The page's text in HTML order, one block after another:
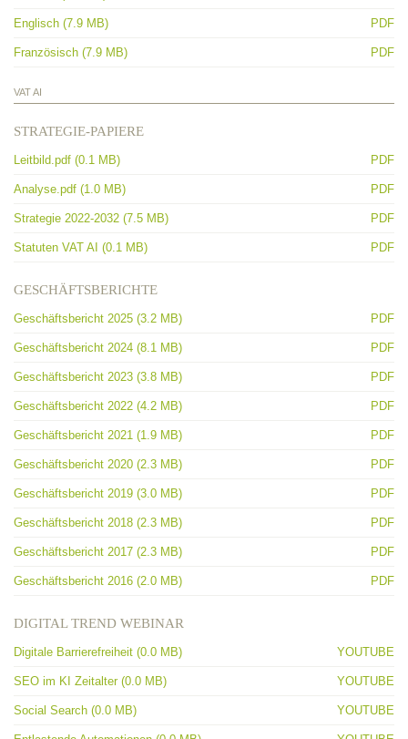
Englisch (7.9 MB) PDF
Französisch (7.9 MB) PDF
VAT AI
STRATEGIE-PAPIERE
Leitbild.pdf (0.1 MB) PDF
Analyse.pdf (1.0 MB) PDF
Strategie 2022-2032 (7.5 MB) PDF
Statuten VAT AI (0.1 MB) PDF
GESCHÄFTSBERICHTE
Geschäftsbericht 2025 (3.2 MB) PDF
Geschäftsbericht 2024 (8.1 MB) PDF
Geschäftsbericht 2023 (3.8 MB) PDF
Geschäftsbericht 2022 (4.2 MB) PDF
Geschäftsbericht 2021 (1.9 MB) PDF
Geschäftsbericht 2020 (2.3 MB) PDF
Geschäftsbericht 2019 (3.0 MB) PDF
Geschäftsbericht 2018 (2.3 MB) PDF
Geschäftsbericht 2017 (2.3 MB) PDF
Geschäftsbericht 2016 (2.0 MB) PDF
DIGITAL TREND WEBINAR
Digitale Barrierefreiheit (0.0 MB) YOUTUBE
SEO im KI Zeitalter (0.0 MB) YOUTUBE
Social Search (0.0 MB) YOUTUBE